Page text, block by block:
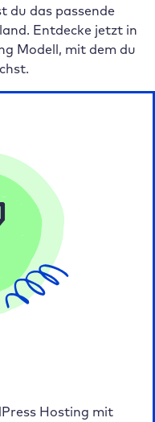
du das passende
Entdecke jetzt in
Modell, mit dem du
Hosting mit